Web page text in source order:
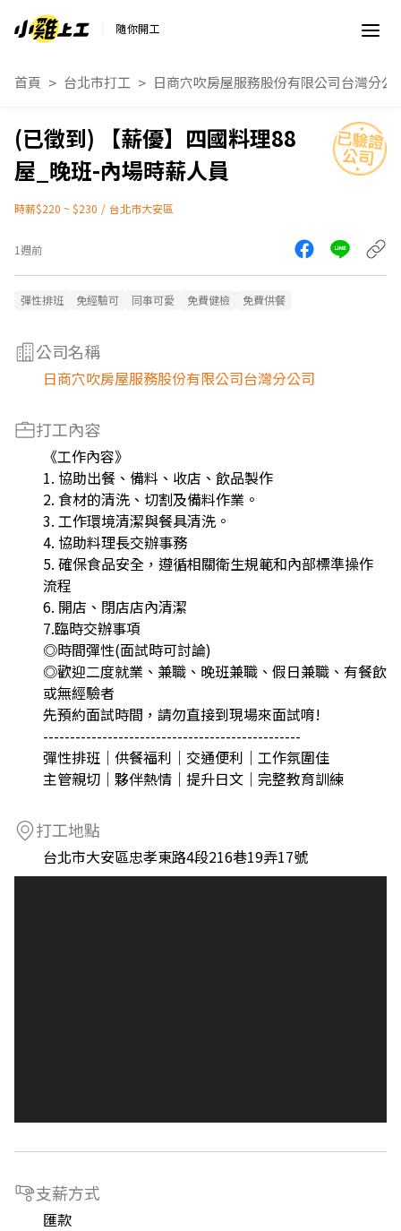
隨你開工
首頁 台北市打工 日商穴吹房屋服務股份有限公司台灣分公
【薪優】四國料理88
屋_晚班-內場時薪人員
時薪$220 ~ $230 / 台北市大安區
1週前
彈性排班 免經驗可 同事可愛 免費健檢 免費供餐
公司名稱
日商穴吹房屋服務股份有限公司台灣分公司
打工內容
《工作內容》
1. 協助出餐、備料、收店、飲品製作
2. 食材的清洗、切割及備料作業。
3. 工作環境清潔與餐具清洗。
4. 協助料理長交辦事務
5. 確保食品安全，遵循相關衛生規範和內部標準操作
流程
6. 開店、閉店店內清潔
7.臨時交辦事項
◎時間彈性(面試時可討論)
◎歡迎二度就業、兼職、晚班兼職、假日兼職、有餐飲
或無經驗者
先預約面試時間，請勿直接到現場來面試唷!
------------------------------------------------
彈性排班｜供餐福利｜交通便利｜工作氛圍佳
主管親切｜夥伴熱情｜提升日文｜完整教育訓練
打工地點
台北市大安區忠孝東路4段216巷19弄17號
支薪方式
匯款